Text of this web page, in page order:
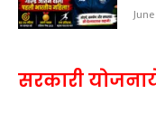
सरकारी